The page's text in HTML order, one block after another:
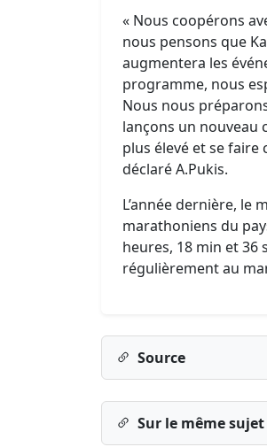
« Nous coopérons
nous pensons que
augmentera les
programme, nous
Nous nous
lançons un nouveau
plus élevé et se faire
déclaré A.Pukis.
L’année dernière, le
marathoniens du
heures, 18 min et 36
régulièrement au
Source
Sur le même sujet